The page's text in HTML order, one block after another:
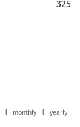
325
monthly yearly